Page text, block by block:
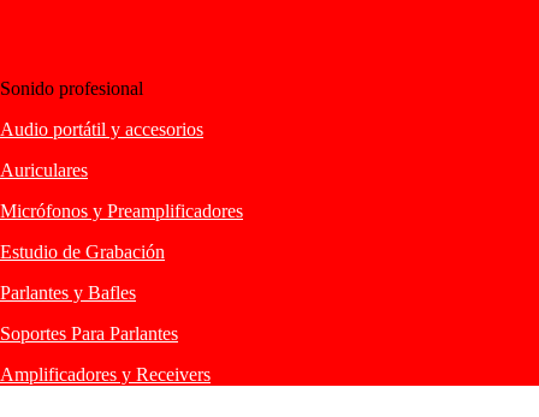
Sonido profesional
Audio portátil y accesorios
Auriculares
Micrófonos y Preamplificadores
Estudio de Grabación
Parlantes y Bafles
Soportes Para Parlantes
Amplificadores y Receivers